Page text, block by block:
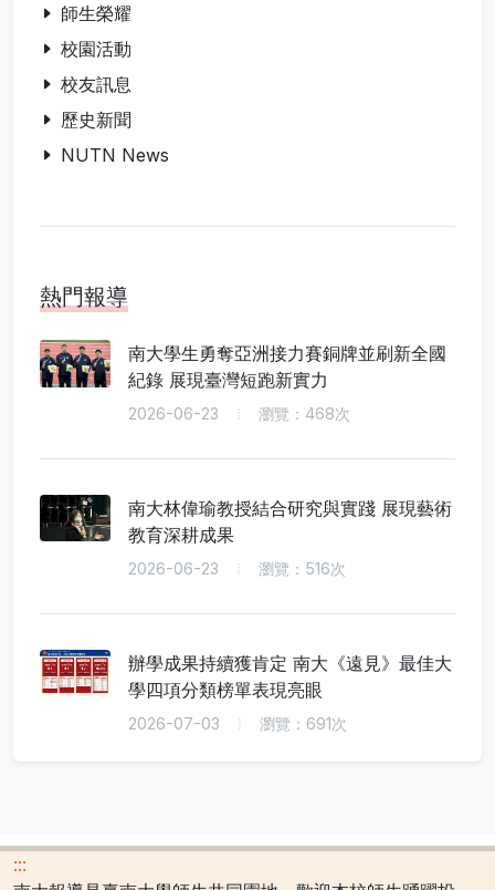
師生榮耀
校園活動
校友訊息
歷史新聞
NUTN News
熱門報導
南大學生勇奪亞洲接力賽銅牌並刷新全國
紀錄 展現臺灣短跑新實力
2026-06-23 瀏覽：468次
南大林偉瑜教授結合研究與實踐 展現藝術
教育深耕成果
2026-06-23 瀏覽：516次
辦學成果持續獲肯定 南大《遠見》最佳大
學四項分類榜單表現亮眼
2026-07-03 瀏覽：691次
:::